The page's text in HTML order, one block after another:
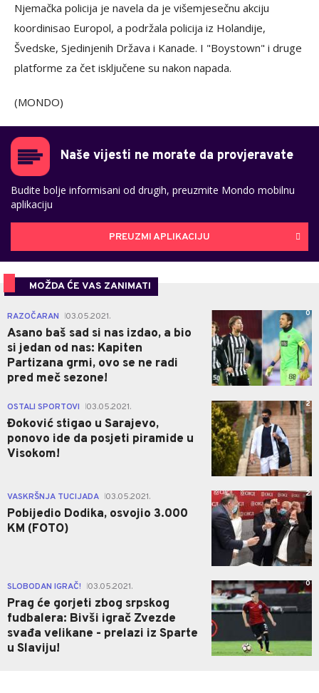
Njemačka policija je navela da je višemjesečnu akciju
koordinisao Europol, a podržala policija iz Holandije,
Švedske, Sjedinjenih Država i Kanade. I "Boystown" i druge
platforme za čet isključene su nakon napada.
(MONDO)
Naše vijesti ne morate da provjeravate
Budite bolje informisani od drugih, preuzmite Mondo mobilnu
aplikaciju
PREUZMI APLIKACIJU
MOŽDA ĆE VAS ZANIMATI
RAZOČARAN 03.05.2021.
Asano baš sad si nas izdao, a bio
si jedan od nas: Kapiten
Partizana grmi, ovo se ne radi
pred meč sezone!
0
OSTALI SPORTOVI 03.05.2021.
Đoković stigao u Sarajevo,
ponovo ide da posjeti piramide u
Visokom!
2
VASKRŠNJA TUCIJADA 03.05.2021.
Pobijedio Dodika, osvojio 3.000
KM (FOTO)
2
SLOBODAN IGRAČ! 03.05.2021.
Prag će gorjeti zbog srpskog
fudbalera: Bivši igrač Zvezde
svađa velikane - prelazi iz Sparte
u Slaviju!
0